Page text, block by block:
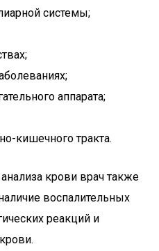
системы;
аппарата;
кишечного тракта.
крови врач также
воспалительных
реакций и